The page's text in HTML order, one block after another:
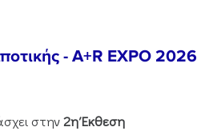
- A+R EXPO 2026
στην2η Έκθεση